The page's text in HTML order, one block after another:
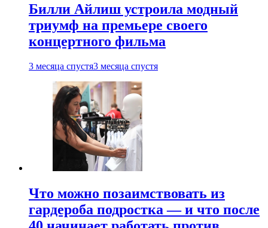
Билли Айлиш устроила модный
триумф на премьере своего
концертного фильма
3 месяца спустя3 месяца спустя
Что можно позаимствовать из
гардероба подростка — и что после